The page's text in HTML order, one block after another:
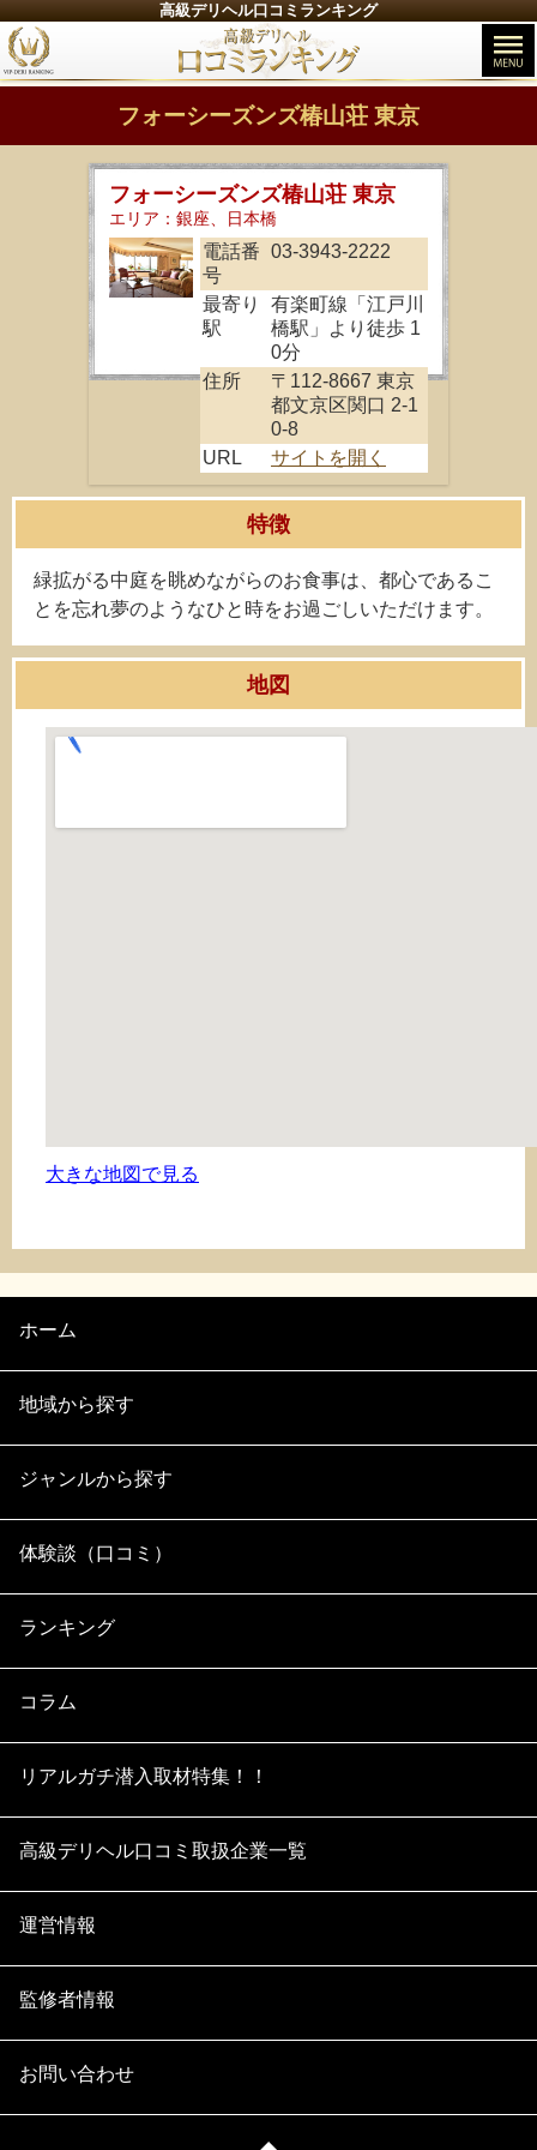
高級デリヘル口コミランキング
フォーシーズンズ椿山荘 東京
フォーシーズンズ椿山荘 東京
エリア：銀座、日本橋
電話番
号
03-3943-2222
最寄り
駅
有楽町線「江戸川
橋駅」より徒歩 1
0分
住所
〒112-8667 東京
都文京区関口 2-1
0-8
URL
サイトを開く
特徴
緑拡がる中庭を眺めながらのお食事は、都心であるこ
とを忘れ夢のようなひと時をお過ごしいただけます。
地図
大きな地図で見る
ホーム
地域から探す
ジャンルから探す
体験談（口コミ）
ランキング
コラム
リアルガチ潜入取材特集！！
高級デリヘル口コミ取扱企業一覧
運営情報
監修者情報
お問い合わせ